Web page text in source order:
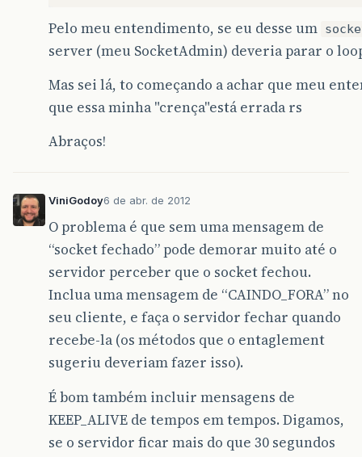
Pelo meu entendimento, se eu desse um
server (meu SocketAdmin) deveria parar o
Mas sei lá, to começando a achar que meu
que essa minha "crença"está errada rs
Abraços!
ViniGodoy6 de abr. de 2012
O problema é que sem uma mensagem de
“socket fechado” pode demorar muito até o
servidor perceber que o socket fechou.
Inclua uma mensagem de “CAINDO_FORA” no
seu cliente, e faça o servidor fechar quando
recebe-la (os métodos que o entaglement
sugeriu deveriam fazer isso).
É bom também incluir mensagens de
KEEP_ALIVE de tempos em tempos. Digamos,
se o servidor ficar mais do que 30 segundos